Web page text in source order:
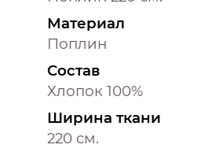
Материал
Поплин
Состав
Хлопок 100%
Ширина ткани
220 см.